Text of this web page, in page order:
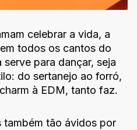
celebrar a vida, a
todos os cantos do
para dançar, seja
do sertanejo ao forró,
à EDM, tanto faz.
também tão ávidos por